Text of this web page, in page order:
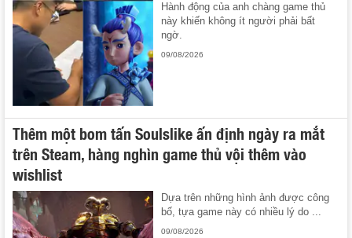
Hành động của anh chàng game thủ
này khiến không ít người phải bất
ngờ.
09/08/2026
Thêm một bom tấn Soulslike ấn định ngày ra mắt
trên Steam, hàng nghìn game thủ vội thêm vào
wishlist
Dựa trên những hình ảnh được công
bố, tựa game này có nhiều lý do ...
09/08/2026